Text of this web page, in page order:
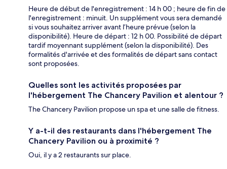
Heure de début de l'enregistrement : 14 h 00 ; heure de fin de
l'enregistrement : minuit. Un supplément vous sera demandé
si vous souhaitez arriver avant l’heure prévue (selon la
disponibilité). Heure de départ : 12 h 00. Possibilité de départ
tardif moyennant supplément (selon la disponibilité). Des
formalités d'arrivée et des formalités de départ sans contact
sont proposées.
Quelles sont les activités proposées par
l'hébergement The Chancery Pavilion et alentour ?
The Chancery Pavilion propose un spa et une salle de fitness.
Y a-t-il des restaurants dans l'hébergement The
Chancery Pavilion ou à proximité ?
Oui, il y a 2 restaurants sur place.